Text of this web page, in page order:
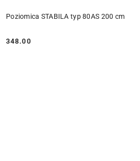
Poziomica STABILA typ 80AS 200 cm
Cena:
348.00